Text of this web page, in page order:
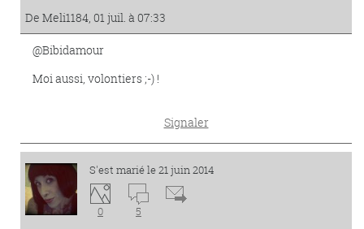
De Meli1184, 01 juil. à 07:33
@Bibidamour
Moi aussi, volontiers ;-) !
Signaler
S'est marié le 21 juin 2014
0 5